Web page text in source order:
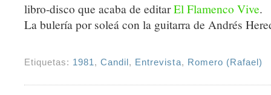
libro-disco que acaba de editarEl Flamenco Vive.
La bulería por soleá con la guitarra de Andrés
Etiquetas: 1981 ,Candil, Entrevista, Romero (Rafael)